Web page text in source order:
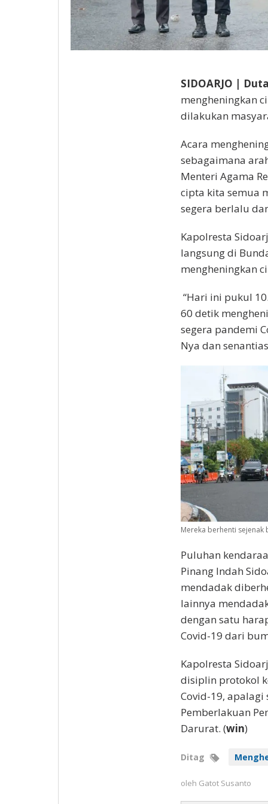
SIDOARJO |
mengheningkan
dilakukan
Acara
sebagaimana
Menteri Agama
cipta kita semua
segera berlalu
Kapolresta
langsung di
mengheningkan
“Hari ini pukul
60 detik
segera pandemi
Nya dan
Mereka berhenti
Puluhan
Pinang Indah
mendadak
lainnya
dengan satu
Covid-19 dari
Kapolresta
disiplin protokol
Covid-19, apalagi
Pemberlakuan
Darurat. (win)
Ditag
oleh Gatot Susanto